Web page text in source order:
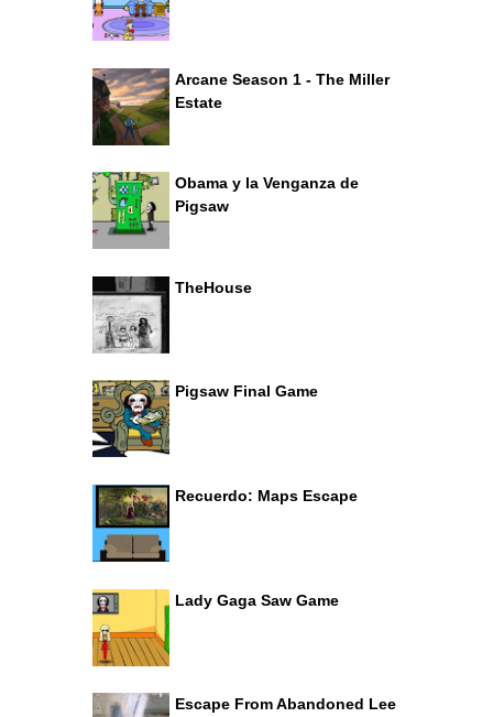
Arcane Season 1 - The Miller
Estate
Obama y la Venganza de
Pigsaw
TheHouse
Pigsaw Final Game
Recuerdo: Maps Escape
Lady Gaga Saw Game
Escape From Abandoned Lee